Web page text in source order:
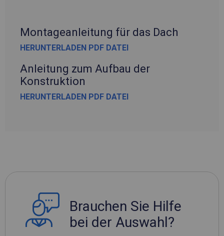
Montageanleitung für das Dach
HERUNTERLADEN PDF DATEI
Anleitung zum Aufbau der
Konstruktion
HERUNTERLADEN PDF DATEI
Brauchen Sie Hilfe
bei der Auswahl?